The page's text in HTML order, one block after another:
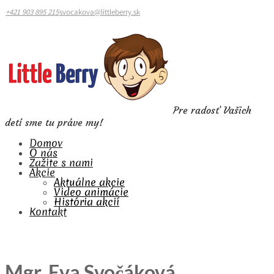
+421 903 895 215svocakova@littleberry.sk
Pre radosť Vašich
detí sme tu práve my!
Domov
O nás
Zažite s nami
Akcie
Aktuálne akcie
Video animácie
História akcií
Kontakt